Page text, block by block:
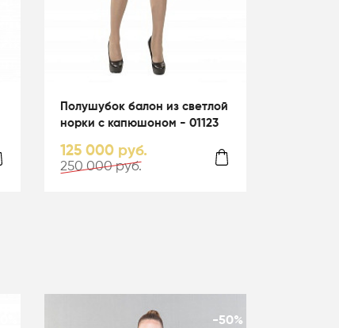
Полушубок балон из светлой
норки с капюшоном - 01123
125 000 руб.
250 000 руб.
-50%